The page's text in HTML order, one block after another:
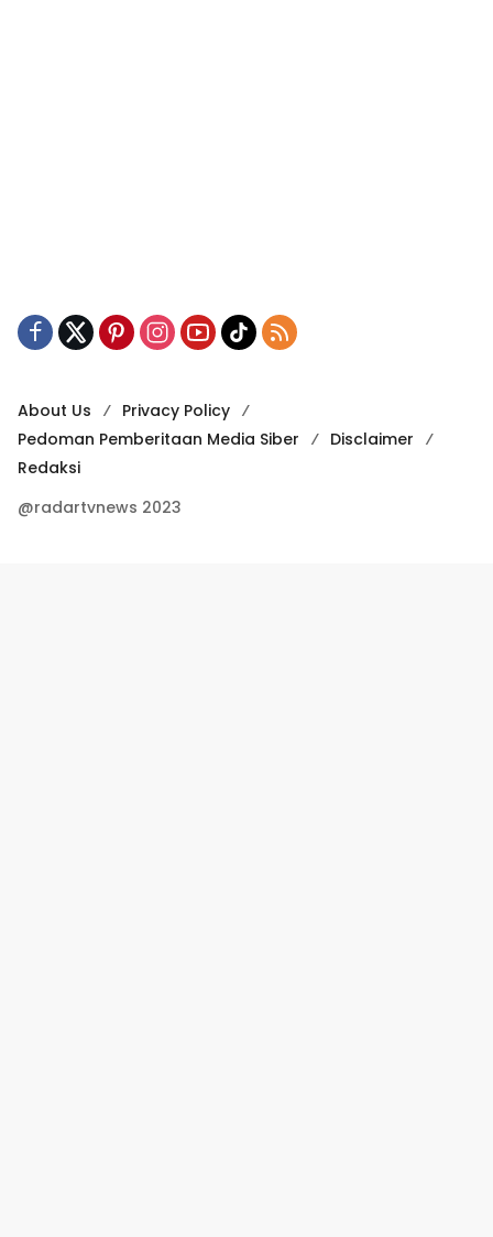
About Us
Privacy Policy
Pedoman Pemberitaan Media Siber
Disclaimer
Redaksi
@radartvnews 2023